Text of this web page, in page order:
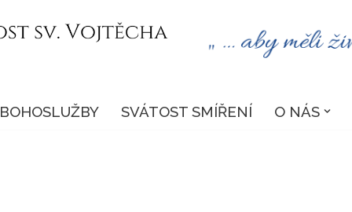
BOHOSLUŽBY SVÁTOST SMÍŘENÍ O NÁS